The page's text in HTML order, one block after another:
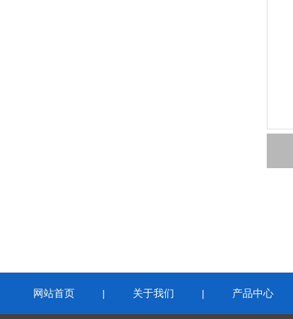
网站首页 | 关于我们 | 产品中心